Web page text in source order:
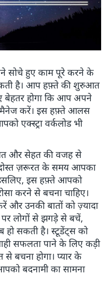
सोचे हुए काम पूरे करने के
है। आप हफ़्ते की शुरुआत
बेहतर होगा कि आप अपने
मैनेज करें। इस हफ़्ते आलस
एक्स्ट्रा वर्कलोड भी
और सेहत की वजह से
दोस्त ज़रूरत के समय आपका
इस हफ़्ते आपको
करने से बचना चाहिए।
और उनकी बातों को ज़्यादा
लोगों से झगड़े से बचें,
सकती है। स्टूडेंट्स को
सफलता पाने के लिए कड़ी
बचना होगा। प्यार के
बदनामी का सामना